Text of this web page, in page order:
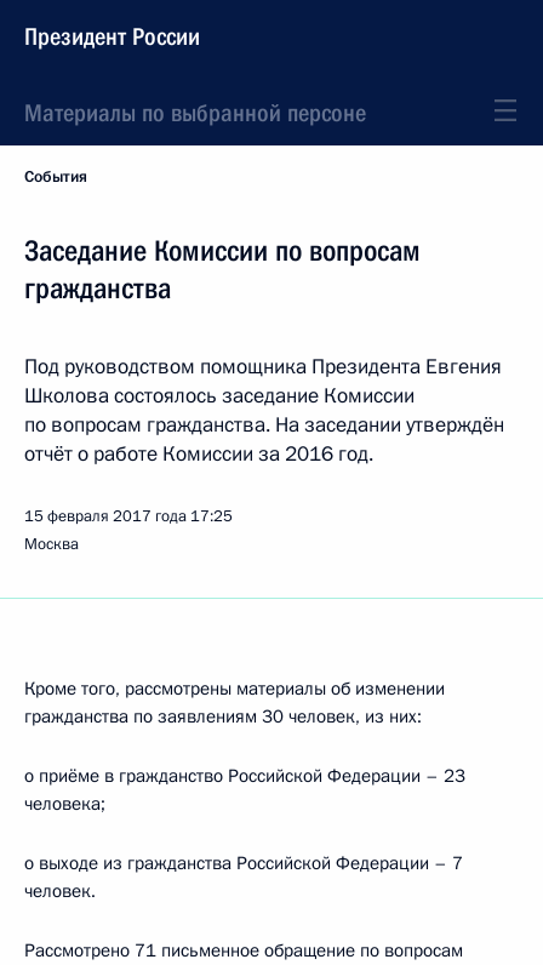
Президент России
Материалы по выбранной персоне
События
Заседание Комиссии по вопросам
гражданства
Под руководством помощника Президента Евгения
Школова состоялось заседание Комиссии
по вопросам гражданства. На заседании утверждён
отчёт о работе Комиссии за 2016 год.
15 февраля 2017 года 17:25
Москва
Кроме того, рассмотрены материалы об изменении
гражданства по заявлениям 30 человек, из них:
о приёме в гражданство Российской Федерации – 23
человека;
о выходе из гражданства Российской Федерации – 7
человек.
Рассмотрено 71 письменное обращение по вопросам